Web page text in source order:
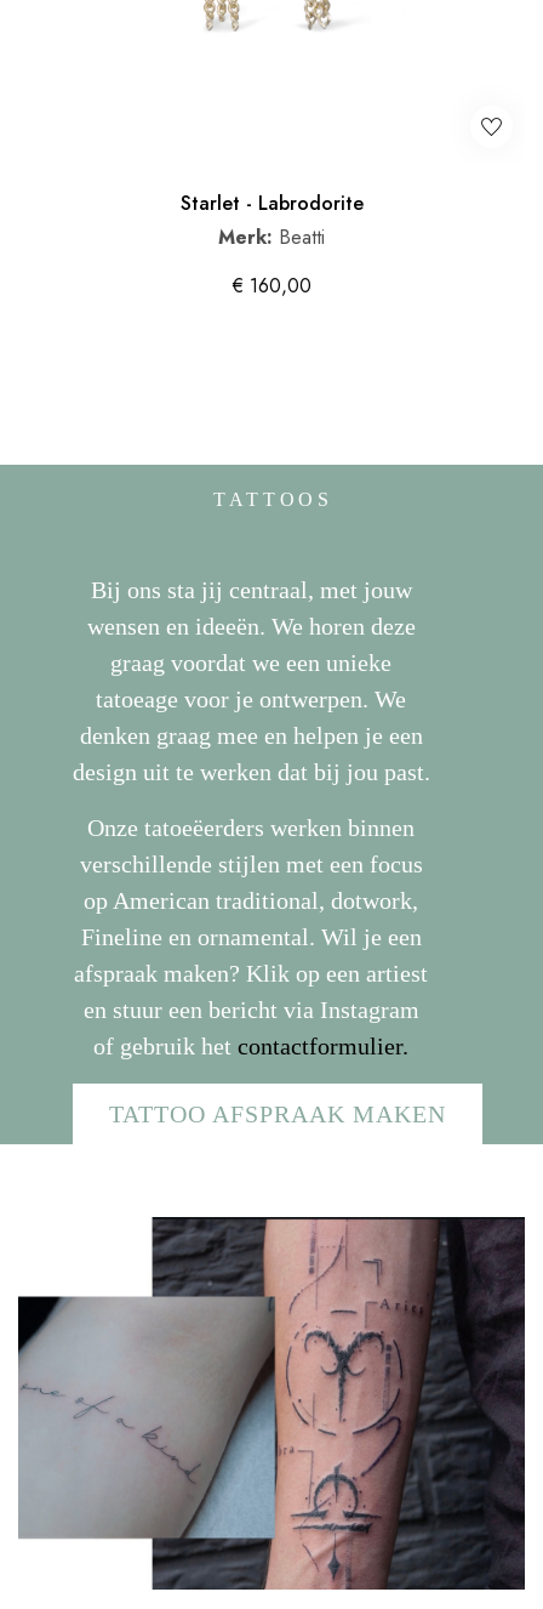
Starlet - Labrodorite
Merk: Beatti
€ 160,00
TATTOOS
Bij ons sta jij centraal, met jouw
wensen en ideeën. We horen deze
graag voordat we een unieke
tatoeage voor je ontwerpen. We
denken graag mee en helpen je een
design uit te werken dat bij jou past.
Onze tatoeëerders werken binnen
verschillende stijlen met een focus
op American traditional, dotwork,
Fineline en ornamental. Wil je een
afspraak maken? Klik op een artiest
en stuur een bericht via Instagram
of gebruik hetcontactformulier.
TATTOO AFSPRAAK MAKEN